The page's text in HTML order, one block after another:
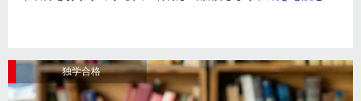
独学合格